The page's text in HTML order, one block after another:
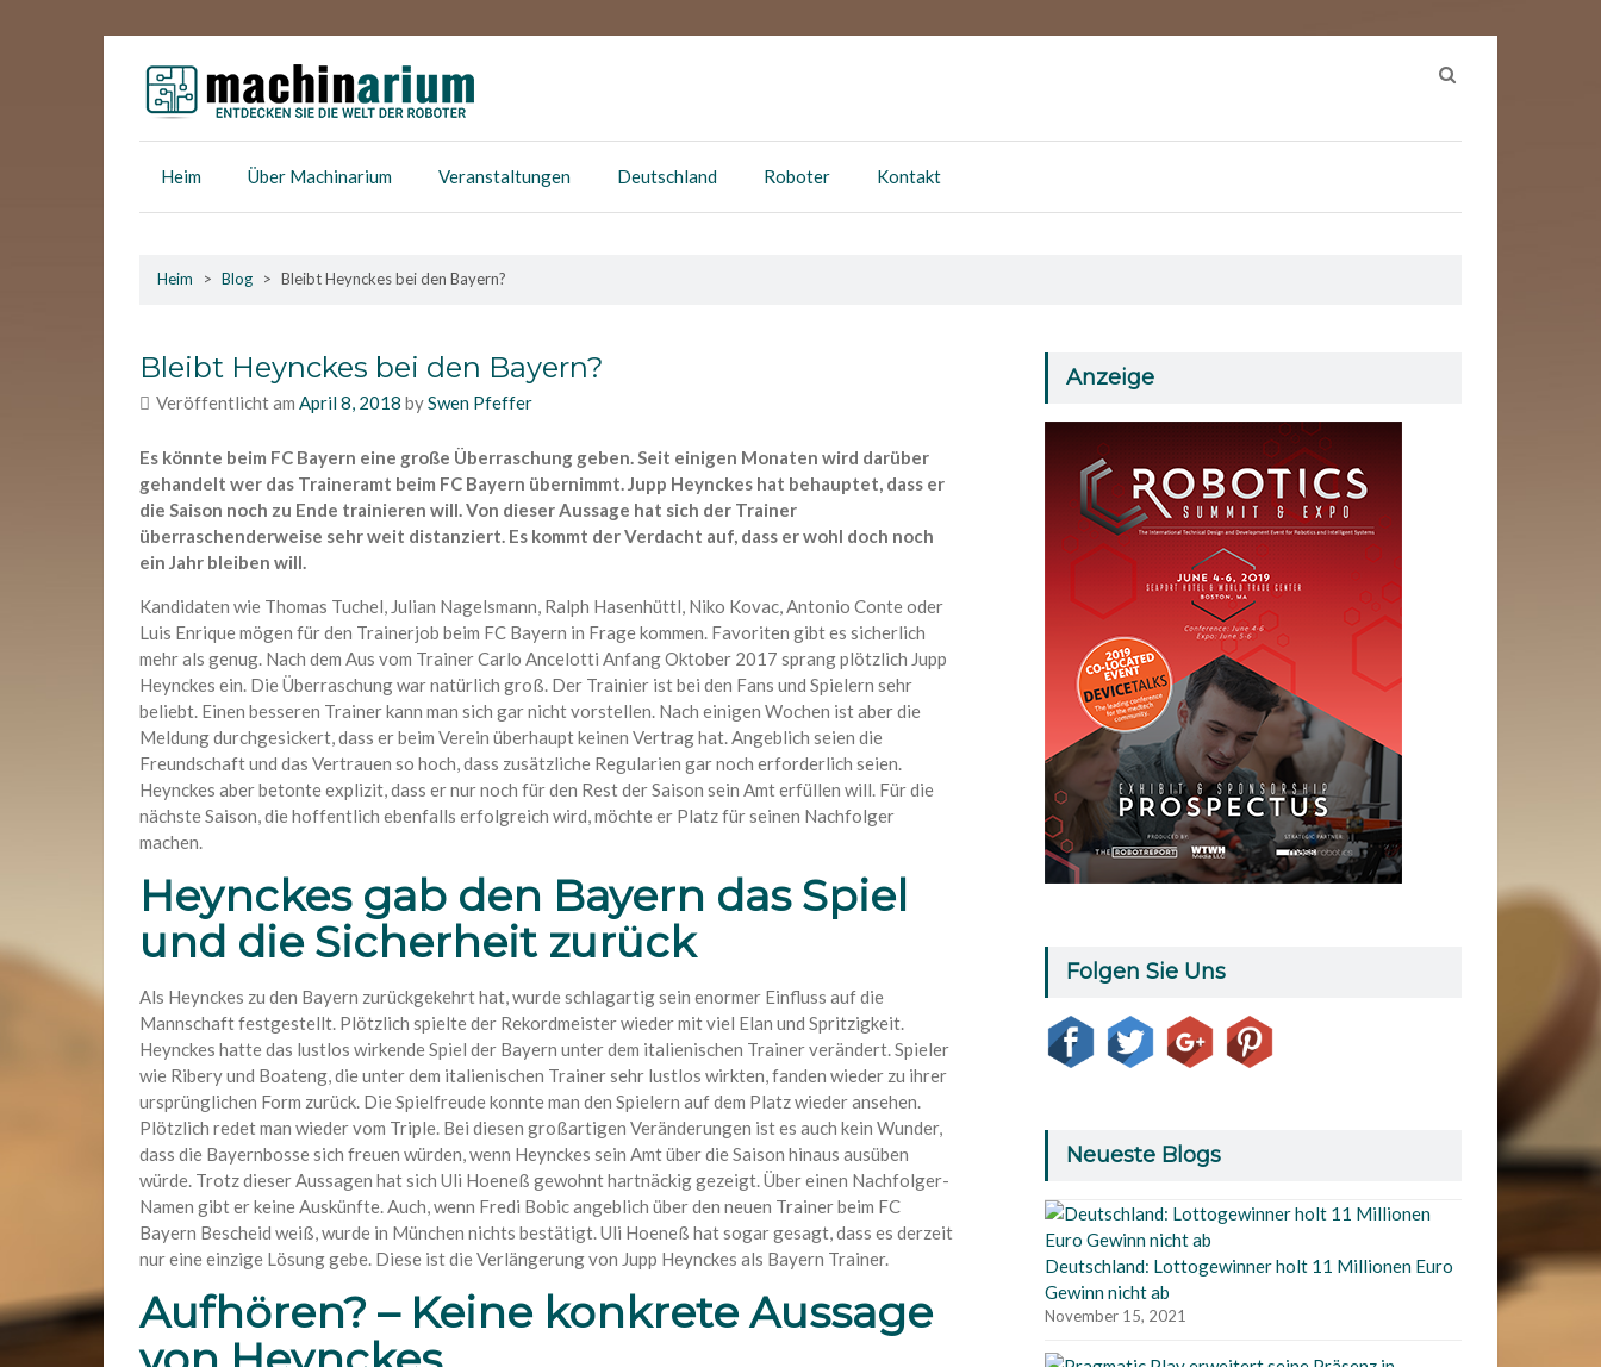
content
Machinarium
Entdecken die Welt der Roboter
Suchen
Heim Über Machinarium Veranstaltungen Deutschland Roboter Kontakt
Heim > Blog > Bleibt Heynckes bei den Bayern?
Bleibt Heynckes bei den Bayern?
Veröffentlicht am April 8, 2018 bySwen Pfeffer
Es könnte beim FC Bayern eine große Überraschung geben. Seit einigen Monaten wird darüber
gehandelt wer das Traineramt beim FC Bayern übernimmt. Jupp Heynckes hat behauptet, dass er
die Saison noch zu Ende trainieren will. Von dieser Aussage hat sich der Trainer
überraschenderweise sehr weit distanziert. Es kommt der Verdacht auf, dass er wohl doch noch
ein Jahr bleiben will.
Kandidaten wie Thomas Tuchel, Julian Nagelsmann, Ralph Hasenhüttl, Niko Kovac, Antonio Conte oder
Luis Enrique mögen für den Trainerjob beim FC Bayern in Frage kommen. Favoriten gibt es sicherlich
mehr als genug. Nach dem Aus vom Trainer Carlo Ancelotti Anfang Oktober 2017 sprang plötzlich Jupp
Heynckes ein. Die Überraschung war natürlich groß. Der Trainier ist bei den Fans und Spielern sehr
beliebt. Einen besseren Trainer kann man sich gar nicht vorstellen. Nach einigen Wochen ist aber die
Meldung durchgesickert, dass er beim Verein überhaupt keinen Vertrag hat. Angeblich seien die
Freundschaft und das Vertrauen so hoch, dass zusätzliche Regularien gar noch erforderlich seien.
Heynckes aber betonte explizit, dass er nur noch für den Rest der Saison sein Amt erfüllen will. Für die
nächste Saison, die hoffentlich ebenfalls erfolgreich wird, möchte er Platz für seinen Nachfolger
machen.
Heynckes gab den Bayern das Spiel
und die Sicherheit zurück
Als Heynckes zu den Bayern zurückgekehrt hat, wurde schlagartig sein enormer Einfluss auf die
Mannschaft festgestellt. Plötzlich spielte der Rekordmeister wieder mit viel Elan und Spritzigkeit.
Heynckes hatte das lustlos wirkende Spiel der Bayern unter dem italienischen Trainer verändert. Spieler
wie Ribery und Boateng, die unter dem italienischen Trainer sehr lustlos wirkten, fanden wieder zu ihrer
ursprünglichen Form zurück. Die Spielfreude konnte man den Spielern auf dem Platz wieder ansehen.
Plötzlich redet man wieder vom Triple. Bei diesen großartigen Veränderungen ist es auch kein Wunder,
dass die Bayernbosse sich freuen würden, wenn Heynckes sein Amt über die Saison hinaus ausüben
würde. Trotz dieser Aussagen hat sich Uli Hoeneß gewohnt hartnäckig gezeigt. Über einen Nachfolger-
Namen gibt er keine Auskünfte. Auch, wenn Fredi Bobic angeblich über den neuen Trainer beim FC
Bayern Bescheid weiß, wurde in München nichts bestätigt. Uli Hoeneß hat sogar gesagt, dass es derzeit
nur eine einzige Lösung gebe. Diese ist die Verlängerung von Jupp Heynckes als Bayern Trainer.
Aufhören? – Keine konkrete Aussage
Anzeige
Folgen Sie Uns
Neueste Blogs
Deutschland: Lottogewinner holt 11 Millionen Euro
Gewinn nicht ab
November 15, 2021